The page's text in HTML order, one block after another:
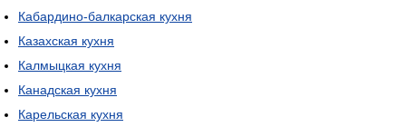
Кабардино-балкарская кухня
Казахская кухня
Калмыцкая кухня
Канадская кухня
Карельская кухня